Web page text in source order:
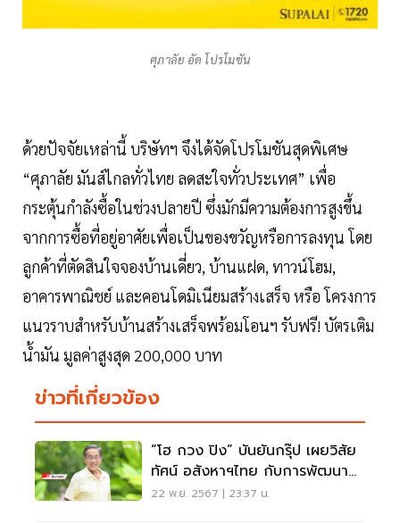
ศุภาลัย อัด โปรโมชัน
ด้วยปัจจัยเหล่านี้ บริษัทฯ จึงได้จัดโปรโมชันสุดพิเศษ
“ศุภาลัย มันส์ไกลทั่วไทย ลดสะใจทั่วประเทศ” เพื่อ
กระตุ้นกำลังซื้อในช่วงปลายปี ซึ่งมักมีความต้องการสูงขึ้น
จากการซื้อที่อยู่อาศัยเพื่อเป็นของขวัญหรือการลงทุน โดย
ลูกค้าที่ตัดสินใจจองบ้านเดี่ยว, บ้านแฝด, ทาวน์โฮม,
อาคารพาณิชย์ และคอนโดมิเนียมสร้างเสร็จ หรือ โครงการ
แนวราบสำหรับบ้านสร้างเสร็จพร้อมโอนฯ รับฟรี! บัตรเติม
น้ำมัน มูลค่าสูงสุด 200,000 บาท
ข่าวที่เกี่ยวข้อง
“โฮ กวง ปิง” บันยันกรุ๊ป เผยวิสัย
ทัศน์ อสังหาฯไทย กับการพัฒนา
เมือง
22 พ.ย. 2567 | 23:37 น.